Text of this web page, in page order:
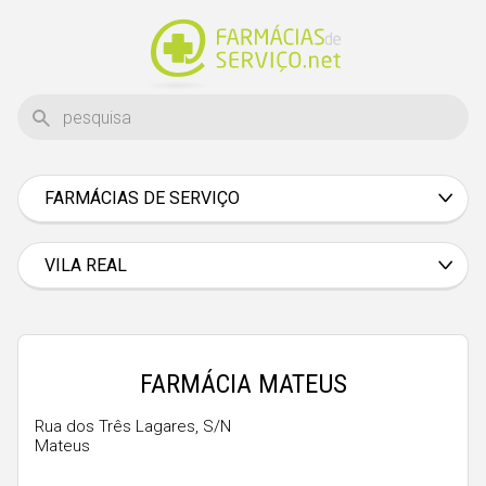
FARMÁCIAS DE SERVIÇO
Braga
Bragança
Castelo Branco
Évora
VILA REAL
FARMÁCIA MATEUS
Rua dos Três Lagares, S/N
Mateus